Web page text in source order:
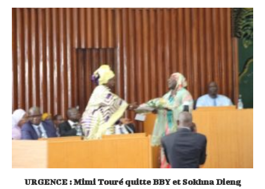
URGENCE : Mimi Touré quitte BBY et Sokhna Dieng